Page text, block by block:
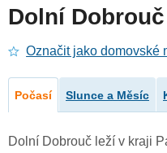
Dolní Dobrouč
Označit jako domovské
Počasí Slunce a Měsíc
Dolní Dobrouč leží v kraji